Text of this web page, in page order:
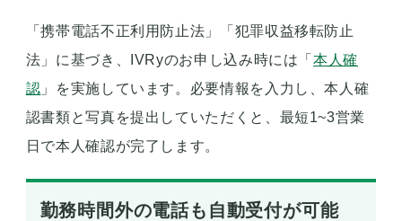
「携帯電話不正利用防止法」「犯罪収益移転防止
法」に基づき、IVRyのお申し込み時には「本人確
認 」を実施しています。必要情報を入力し、本人確
認書類と写真を提出していただくと、最短1~3営業
日で本人確認が完了します。
勤務時間外の電話も自動受付が可能